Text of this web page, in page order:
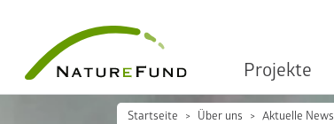
Projekte
Startseite Über uns Aktuelle News